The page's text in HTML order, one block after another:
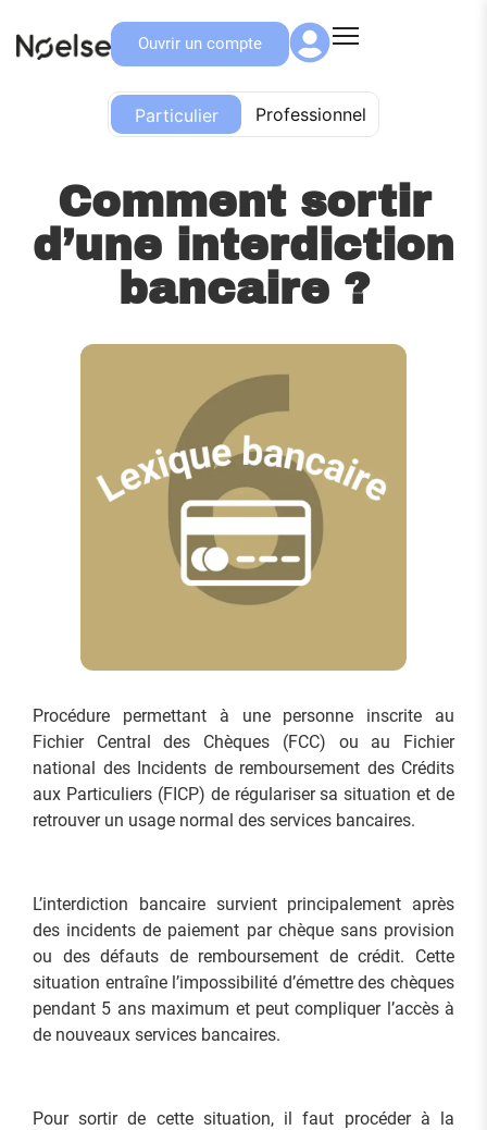
Ouvrir un compte
Particulier Professionnel
Particulier
Comment sortir
d’une interdiction
bancaire ?
Procédure permettant à une personne inscrite au
Fichier Central des Chèques (FCC) ou au Fichier
national des Incidents de remboursement des Crédits
aux Particuliers (FICP) de régulariser sa situation et de
retrouver un usage normal des services bancaires.
L’interdiction bancaire survient principalement après
des incidents de paiement par chèque sans provision
ou des défauts de remboursement de crédit. Cette
situation entraîne l’impossibilité d’émettre des chèques
pendant 5 ans maximum et peut compliquer l’accès à
de nouveaux services bancaires.
Pour sortir de cette situation, il faut procéder à la